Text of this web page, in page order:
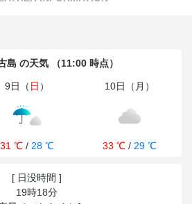
島 の天気 （11:00 時点）
9日（ 日 ） 10日（月）
31 ℃/ 28 ℃ 33 ℃ / 29 ℃
[ 日没時間 ]
19時18分